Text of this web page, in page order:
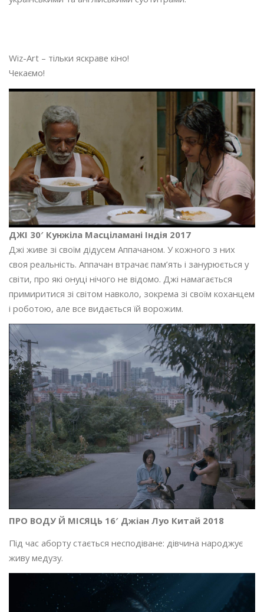
Wiz-Art – тільки яскраве кіно!
Чекаємо!
ДЖІ 30′ Кунжіла Масціламані Індія 2017
Джі живе зі своїм дідусем Аппачаном. У кожного з них
своя реальність. Аппачан втрачає пам’ять і занурюється у
світи, про які онуці нічого не відомо. Джі намагається
примиритися зі світом навколо, зокрема зі своїм коханцем
і роботою, але все видається їй ворожим.
ПРО ВОДУ Й МІСЯЦЬ 16′ Джіан Луо Китай 2018
Під час аборту стається несподіване: дівчина народжує
живу медузу.